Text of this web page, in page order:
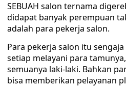
SEBUAH salon ternama
didapat banyak perempuan
adalah para pekerja salon.
Para pekerja salon itu
setiap melayani para
semuanya laki-laki. Bahkan
bisa memberikan pelayanan